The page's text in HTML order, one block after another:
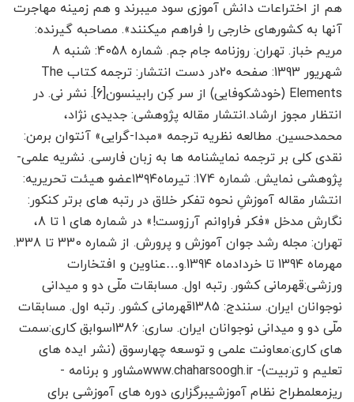
هم از اختراعات دانش آموزی سود می­برند و هم زمینه مهاجرت
آنها به کشورهای خارجی را فراهم می­کنند». مصاحبه گیرنده:
مریم خباز. تهران: روزنامه جام جم. شماره 4058: شنبه 8
شهریور 1393: صفحه ۲۰در دست انتشار: ترجمه کتاب The
Elements (خودشکوفایی) از سر کِن رابینسون[6]. نشر نی. در
انتظار مجوز ارشاد.انتشار مقاله پژوهشی: جدیدی نژاد،
محمدحسین. مطالعه نظریه ترجمه «مبدا-گرایی» آنتوان برمن:
نقدی کلی بر ترجمه نمایشنامه ها به زبان فارسی. نشریه علمی-
پژوهشی نمایش. شماره 174: تیرماه۱۳۹۴عضو هیئت تحریریه:
انتشار مقاله آموزشِ نحوه تفکر خلاق در رتبه های برتر کنکور:
نگارش مدخل «فکر فراوانم آرزوست!» در شماره های 1 تا 8،
تهران: مجله رشد جوان آموزش و پرورش. از شماره 330 تا 338.
مهرماه 139۴ تا خردادماه 139۴.و…عناوین و افتخارات
ورزشی:قهرمانی کشور. رتبه اول. مسابقات ملّی دو و میدانی
نوجوانان ایران. سنندج: 1385قهرمانی کشور. رتبه اول. مسابقات
ملّی دو و میدانی نوجوانان ایران. ساری: 1386سوابق کاری:سمت
های کاری:معاونت علمی و توسعه چهارسوق (نشر ایده های
تعلیم و تربیت)- www.chaharsoogh.irمشاور و برنامه ­
ریزمعلمطراح نظام آموزشیبرگزاری دوره های آموزشی برای